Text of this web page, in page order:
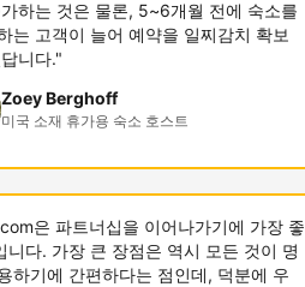
하는 것은 물론, 5~6개월 전에 숙소를
는 고객이 늘어 예약을 일찌감치 확보
니다."
Zoey Berghoff
미국 소재 휴가용 숙소 호스트
은 파트너십을 이어나가기에 가장 좋
니다. 가장 큰 장점은 역시 모든 것이 명
하기에 간편하다는 점인데, 덕분에 우